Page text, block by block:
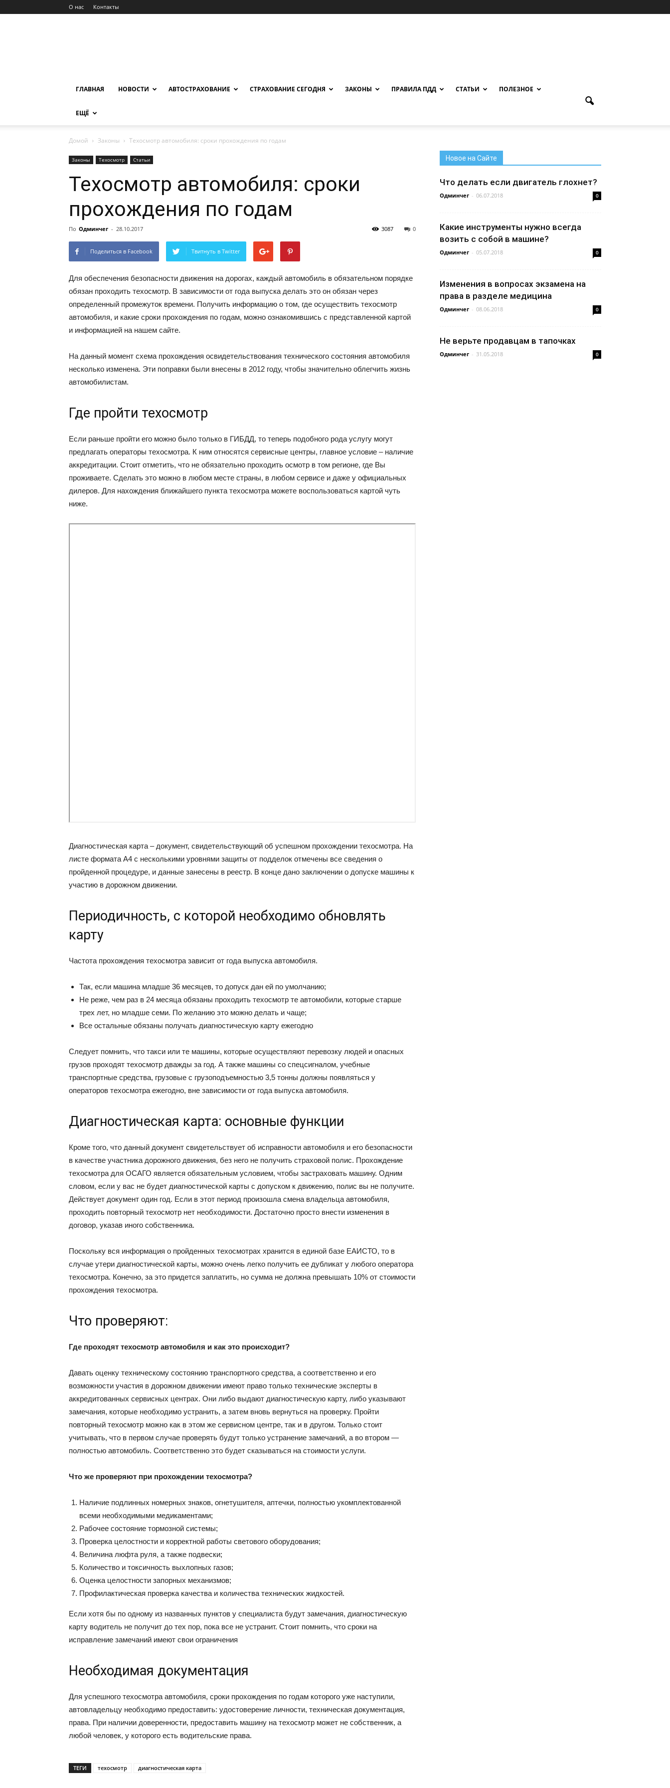
О нас Контакты
ГЛАВНАЯ НОВОСТИ АВТОСТРАХОВАНИЕ СТРАХОВАНИЕ СЕГОДНЯ ЗАКОНЫ ПРАВИЛА ПДД СТАТЬИ ПОЛЕЗНОЕ
ЕЩЁ
Домой Законы Техосмотр автомобиля: сроки прохождения по годам
Законы Техосмотр Статьи
Техосмотр автомобиля: сроки
прохождения по годам
По Одминчег - 28.10.2017 0
3087
Поделиться в Facebook Твитнуть в Twitter
Для обеспечения безопасности движения на дорогах, каждый автомобиль в обязательном порядке
обязан проходить техосмотр. В зависимости от года выпуска делать это он обязан через
определенный промежуток времени. Получить информацию о том, где осуществить техосмотр
автомобиля, и какие сроки прохождения по годам, можно ознакомившись с представленной картой
и информацией на нашем сайте.
На данный момент схема прохождения освидетельствования технического состояния автомобиля
несколько изменена. Эти поправки были внесены в 2012 году, чтобы значительно облегчить жизнь
автомобилистам.
Где пройти техосмотр
Если раньше пройти его можно было только в ГИБДД, то теперь подобного рода услугу могут
предлагать операторы техосмотра. К ним относятся сервисные центры, главное условие – наличие
аккредитации. Стоит отметить, что не обязательно проходить осмотр в том регионе, где Вы
проживаете. Сделать это можно в любом месте страны, в любом сервисе и даже у официальных
дилеров. Для нахождения ближайшего пункта техосмотра можете воспользоваться картой чуть
ниже.
Диагностическая карта – документ, свидетельствующий об успешном прохождении техосмотра. На
листе формата А4 с несколькими уровнями защиты от подделок отмечены все сведения о
пройденной процедуре, и данные занесены в реестр. В конце дано заключении о допуске машины к
участию в дорожном движении.
Периодичность, с которой необходимо обновлять
карту
Частота прохождения техосмотра зависит от года выпуска автомобиля.
Так, если машина младше 36 месяцев, то допуск дан ей по умолчанию;
Не реже, чем раз в 24 месяца обязаны проходить техосмотр те автомобили, которые старше
трех лет, но младше семи. По желанию это можно делать и чаще;
Все остальные обязаны получать диагностическую карту ежегодно
Следует помнить, что такси или те машины, которые осуществляют перевозку людей и опасных
грузов проходят техосмотр дважды за год. А также машины со спецсигналом, учебные
транспортные средства, грузовые с грузоподъемностью 3,5 тонны должны появляться у
операторов техосмотра ежегодно, вне зависимости от года выпуска автомобиля.
Диагностическая карта: основные функции
Кроме того, что данный документ свидетельствует об исправности автомобиля и его безопасности
в качестве участника дорожного движения, без него не получить страховой полис. Прохождение
техосмотра для ОСАГО является обязательным условием, чтобы застраховать машину. Одним
словом, если у вас не будет диагностической карты с допуском к движению, полис вы не получите.
Действует документ один год. Если в этот период произошла смена владельца автомобиля,
проходить повторный техосмотр нет необходимости. Достаточно просто внести изменения в
договор, указав иного собственника.
Поскольку вся информация о пройденных техосмотрах хранится в единой базе ЕАИСТО, то в
случае утери диагностической карты, можно очень легко получить ее дубликат у любого оператора
техосмотра. Конечно, за это придется заплатить, но сумма не должна превышать 10% от стоимости
прохождения техосмотра.
Что проверяют:
Где проходят техосмотр автомобиля и как это происходит?
Давать оценку техническому состоянию транспортного средства, а соответственно и его
возможности участия в дорожном движении имеют право только технические эксперты в
аккредитованных сервисных центрах. Они либо выдают диагностическую карту, либо указывают
замечания, которые необходимо устранить, а затем вновь вернуться на проверку. Пройти
повторный техосмотр можно как в этом же сервисном центре, так и в другом. Только стоит
учитывать, что в первом случае проверять будут только устранение замечаний, а во втором —
полностью автомобиль. Соответственно это будет сказываться на стоимости услуги.
Что же проверяют при прохождении техосмотра?
Наличие подлинных номерных знаков, огнетушителя, аптечки, полностью укомплектованной
всеми необходимыми медикаментами;
Рабочее состояние тормозной системы;
Проверка целостности и корректной работы светового оборудования;
Величина люфта руля, а также подвески;
Количество и токсичность выхлопных газов;
Оценка целостности запорных механизмов;
Профилактическая проверка качества и количества технических жидкостей.
Если хотя бы по одному из названных пунктов у специалиста будут замечания, диагностическую
карту водитель не получит до тех пор, пока все не устранит. Стоит помнить, что сроки на
исправление замечаний имеют свои ограничения
Необходимая документация
Для успешного техосмотра автомобиля, сроки прохождения по годам которого уже наступили,
автовладельцу необходимо предоставить: удостоверение личности, техническая документация,
права. При наличии доверенности, предоставить машину на техосмотр может не собственник, а
любой человек, у которого есть водительские права.
ТЕГИ техосмотр диагностическая карта
Новое на Сайте
Что делать если двигатель глохнет?
Одминчег - 06.07.2018 0
Какие инструменты нужно всегда
возить с собой в машине?
Одминчег - 05.07.2018 0
Изменения в вопросах экзамена на
права в разделе медицина
Одминчег - 08.06.2018 0
Не верьте продавцам в тапочках
Одминчег - 31.05.2018 0
Для любых предложений по